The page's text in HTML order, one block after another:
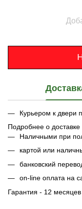
Курьером к двери
Подробнее о доставке
Наличными при
картой или
банковский
on-line оплата на
Гарантия - 12 месяцев